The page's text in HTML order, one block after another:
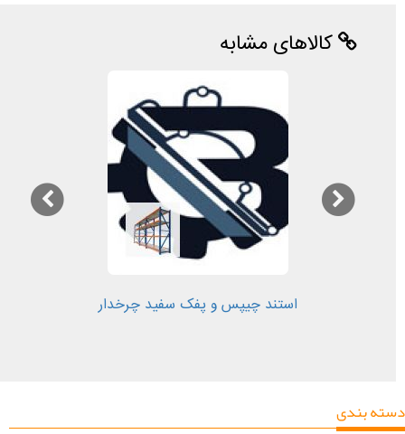
کالاهای مشابه
استند چیپس و پفک سفید چرخدار
دسته بندی